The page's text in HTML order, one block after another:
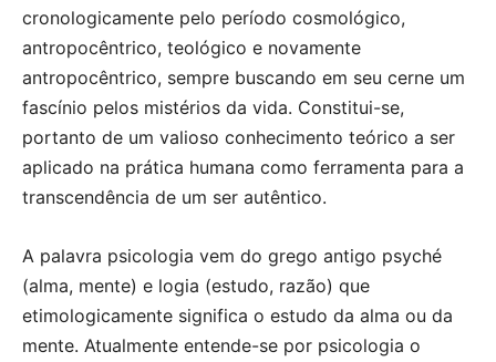
cronologicamente pelo período cosmológico,
antropocêntrico, teológico e novamente
antropocêntrico, sempre buscando em seu cerne um
fascínio pelos mistérios da vida. Constitui-se,
portanto de um valioso conhecimento teórico a ser
aplicado na prática humana como ferramenta para a
transcendência de um ser autêntico.
A palavra psicologia vem do grego antigo psyché
(alma, mente) e logia (estudo, razão) que
etimologicamente significa o estudo da alma ou da
mente. Atualmente entende-se por psicologia o